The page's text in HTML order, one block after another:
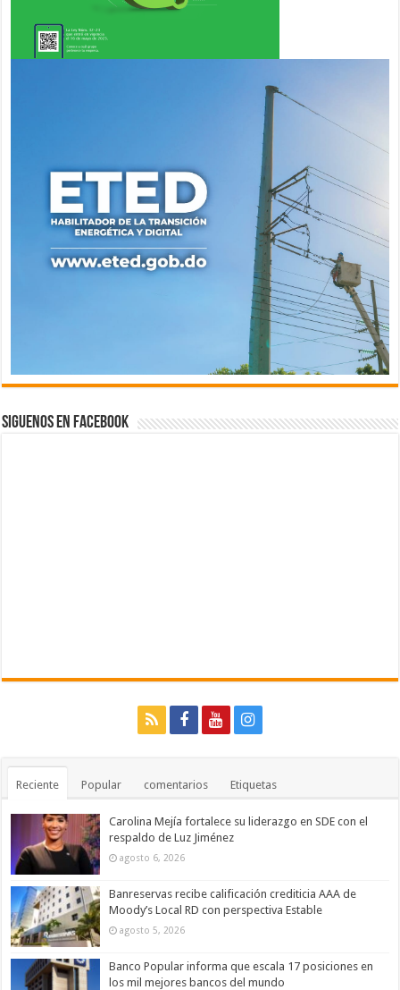
Siguenos en Facebook
Reciente Popular comentarios Etiquetas
Carolina Mejía fortalece su liderazgo en SDE con el
respaldo de Luz Jiménez
agosto 6, 2026
Banreservas recibe calificación crediticia AAA de
Moody’s Local RD con perspectiva Estable
agosto 5, 2026
Banco Popular informa que escala 17 posiciones en
los mil mejores bancos del mundo